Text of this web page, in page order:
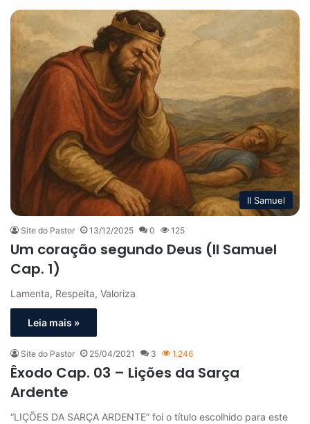
II Samuel
Site do Pastor 13/12/2025 0 125
Um coração segundo Deus (II Samuel
Cap. 1)
Lamenta, Respeita, Valoriza
Leia mais »
Site do Pastor 25/04/2021 3 1.246
Êxodo Cap. 03 – Lições da Sarça
Ardente
“LIÇÕES DA SARÇA ARDENTE” foi o título escolhido para este